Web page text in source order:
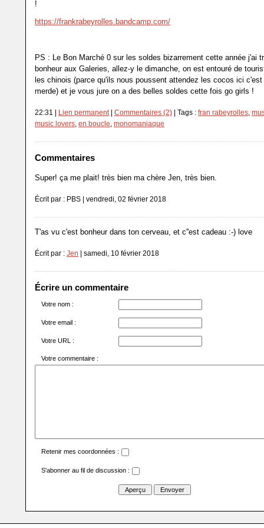
!
https://frankrabeyrolles.bandcamp.com/
PS : Le Bon Marché 0 sur les soldes bizarrement cette année j'ai
bonheur aux Galeries, allez-y le dimanche, on est entouré de
les chinois (parce qu'ils nous poussent attendez les cocos ici
merde) et je vous jure on a des belles soldes cette fois go girls !
22:31 | Lien permanent | Commentaires (2) | Tags : fran rabeyrolles
music lovers en boucle monomaniaque
Commentaires
Super! ça me plait! très bien ma chère Jen, très bien.
Écrit par : PBS | vendredi, 02 février 2018
T'as vu c'est bonheur dans ton cerveau, et c''est cadeau :-) love
Écrit par : Jen | samedi, 10 février 2018
Écrire un commentaire
Votre nom :
Votre email :
Votre URL :
Votre commentaire :
Retenir mes coordonnées :
S'abonner au fil de discussion :